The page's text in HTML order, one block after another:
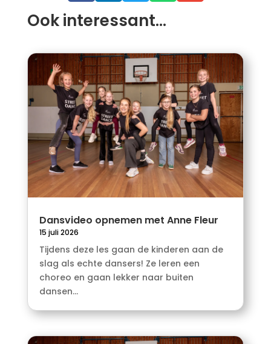
Ook interessant…
Dansvideo opnemen met Anne Fleur
15 juli 2026
Tijdens deze les gaan de kinderen aan de
slag als echte dansers! Ze leren een
choreo en gaan lekker naar buiten
dansen...